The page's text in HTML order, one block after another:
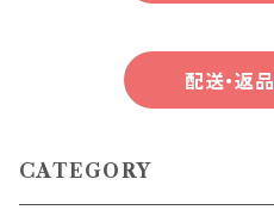
配送・返
CATEGORY